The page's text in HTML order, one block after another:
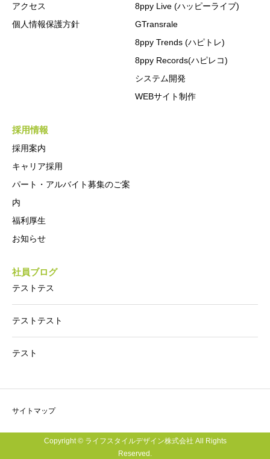
アクセス
個人情報保護方針
8ppy Live (ハッピーライブ)
GTransrale
8ppy Trends (ハピトレ)
8ppy Records(ハピレコ)
システム開発
WEBサイト制作
採用情報
採用案内
キャリア採用
パート・アルバイト募集のご案
内
福利厚生
お知らせ
社員ブログ
テストテス
テストテスト
テスト
サイトマップ
Copyright © ライフスタイルデザイン株式会社 All Rights
Reserved.